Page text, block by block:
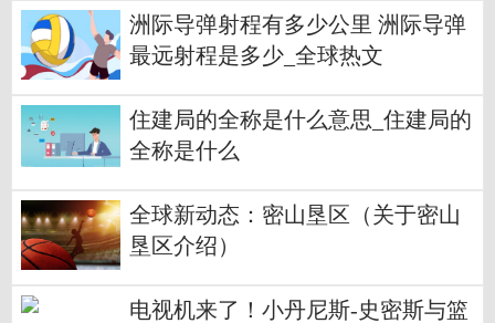
洲际导弹射程有多少公里 洲际导弹
最远射程是多少_全球热文
住建局的全称是什么意思_住建局的
全称是什么
全球新动态：密山垦区（关于密山
垦区介绍）
电视机来了！小丹尼斯-史密斯与篮